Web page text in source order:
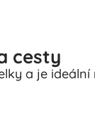
cesty
a je ideální